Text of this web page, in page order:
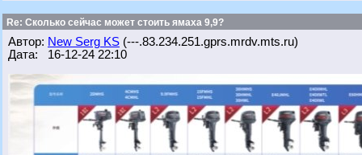
Re: Сколько сейчас может стоить ямаха 9,9?
Автор: New Serg KS (---.83.234.251.gprs.mrdv.mts.ru)
Дата: 16-12-24 22:10